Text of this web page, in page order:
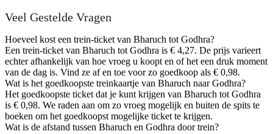
Veel Gestelde Vragen
Hoeveel kost een trein-ticket van Bharuch tot Godhra?
Een trein-ticket van Bharuch tot Godhra is € 4,27. De prijs varieert
echter afhankelijk van hoe vroeg u koopt en of het een druk moment
van de dag is. Vind ze af en toe voor zo goedkoop als € 0,98.
Wat is het goedkoopste treinkaartje van Bharuch naar Godhra?
Het goedkoopste ticket dat je kunt krijgen van Bharuch tot Godhra
is € 0,98. We raden aan om zo vroeg mogelijk en buiten de spits te
boeken om het goedkoopst mogelijke ticket te krijgen.
Wat is de afstand tussen Bharuch en Godhra door trein?